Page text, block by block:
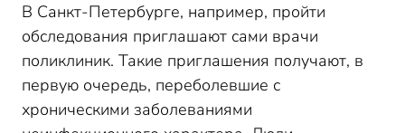
В Санкт-Петербурге, например, пройти
обследования приглашают сами врачи
поликлиник. Такие приглашения получают, в
первую очередь, переболевшие с
хроническими заболеваниями